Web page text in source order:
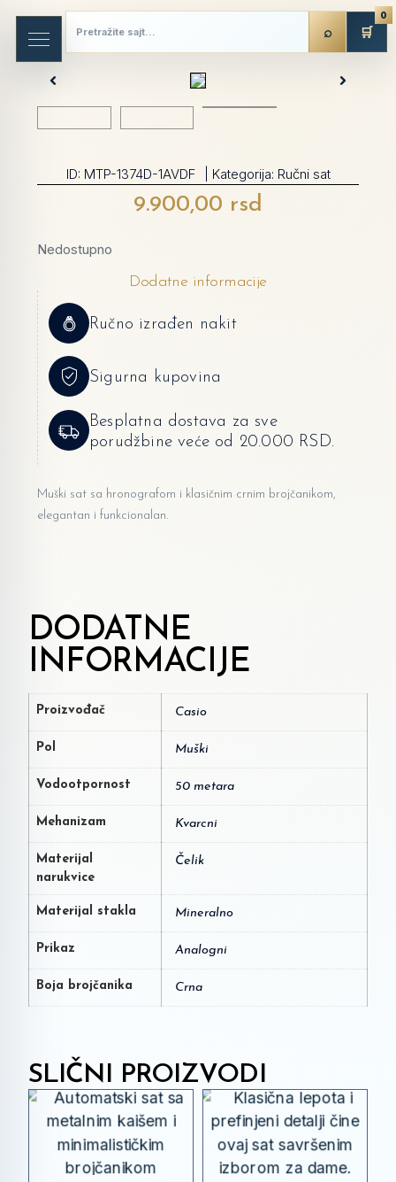
ID: MTP-1374D-1AVDF | Kategorija: Ručni sat
9.900,00 rsd
Nedostupno
Dodatne informacije
Ručno izrađen nakit
Sigurna kupovina
Besplatna dostava za sve
porudžbine veće od 20.000 RSD.
Muški sat sa hronografom i klasičnim crnim brojčanikom,
elegantan i funkcionalan.
DODATNE
INFORMACIJE
Proizvođač Casio
Pol Muški
Vodootpornost 50 metara
Mehanizam Kvarcni
Materijal
narukvice
Čelik
Materijal stakla Mineralno
Prikaz Analogni
Boja brojčanika Crna
SLIČNI PROIZVODI
🛒
0